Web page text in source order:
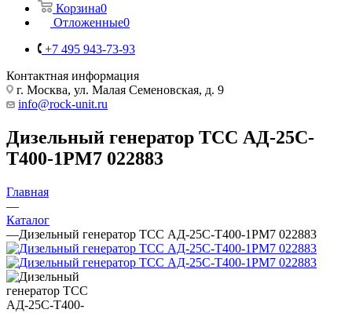
Корзина0
Отложенные0
+7 495 943-73-93
Контактная информация
г. Москва, ул. Малая Семеновская, д. 9
info@rock-unit.ru
Дизельный генератор ТСС АД-25С-
Т400-1РМ7 022883
Главная
—
Каталог
—Дизельный генератор ТСС АД-25С-Т400-1РМ7 022883